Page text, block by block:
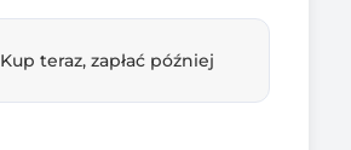
Kup teraz, zapłać później